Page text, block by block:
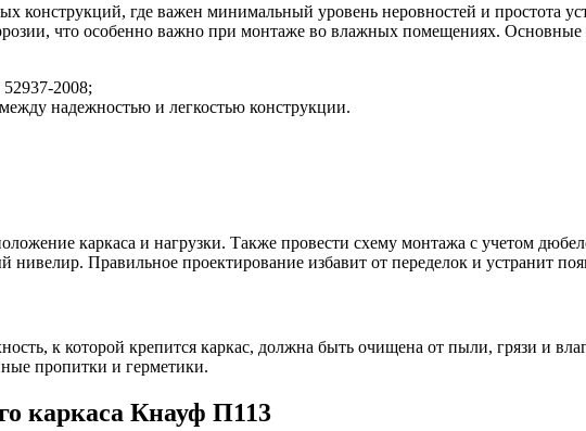
конструкций, где важен минимальный уровень неровностей и простота
что особенно важно при монтаже во влажных помещениях. Основные
2008;
надежностью и легкостью конструкции.
каркаса и нагрузки. Также провести схему монтажа с учетом
нивелир. Правильное проектирование избавит от переделок и устранит
к которой крепится каркас, должна быть очищена от пыли, грязи и
пропитки и герметики.
каркаса Кнауф П113